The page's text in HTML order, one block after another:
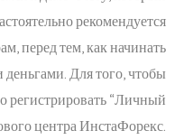
рекомендуется
перед тем, как начинать
Для того, чтобы
регистрировать “Личный
центра ИнстаФорекс.